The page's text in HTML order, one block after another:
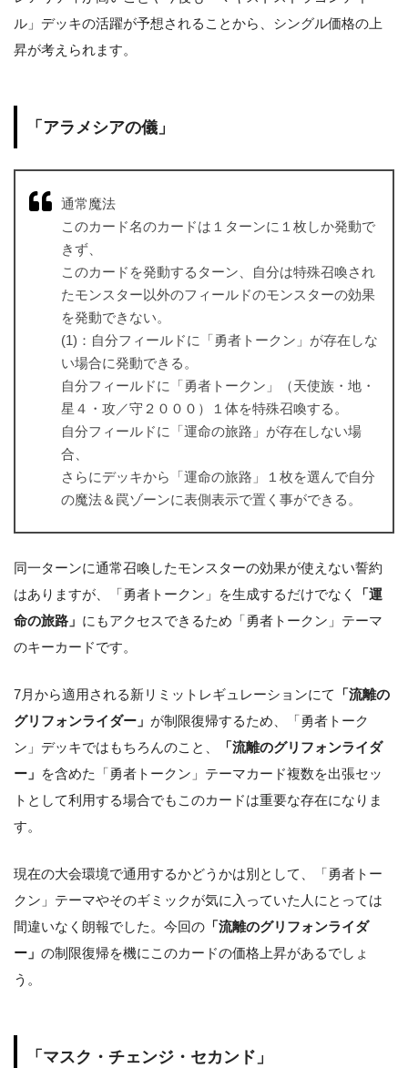
ル」デッキの活躍が予想されることから、シングル価格の上
昇が考えられます。
「アラメシアの儀」
通常魔法
このカード名のカードは１ターンに１枚しか発動で
きず、
このカードを発動するターン、自分は特殊召喚され
たモンスター以外のフィールドのモンスターの効果
を発動できない。
(1)：自分フィールドに「勇者トークン」が存在しな
い場合に発動できる。
自分フィールドに「勇者トークン」（天使族・地・
星４・攻／守２０００）１体を特殊召喚する。
自分フィールドに「運命の旅路」が存在しない場
合、
さらにデッキから「運命の旅路」１枚を選んで自分
の魔法＆罠ゾーンに表側表示で置く事ができる。
同一ターンに通常召喚したモンスターの効果が使えない誓約
はありますが、「勇者トークン」を生成するだけでなく
「運
命の旅路」 にもアクセスできるため「勇者トークン」テーマ
のキーカードです。
7月から適用される新リミットレギュレーションにて
「流離の
グリフォンライダー」 が制限復帰するため、「勇者トーク
ン」デッキではもちろんのこと、
「流離のグリフォンライダ
ー」 を含めた「勇者トークン」テーマカード複数を出張セッ
トとして利用する場合でもこのカードは重要な存在になりま
す。
現在の大会環境で通用するかどうかは別として、「勇者トー
クン」テーマやそのギミックが気に入っていた人にとっては
間違いなく朗報でした。今回の 「流離のグリフォンライダ
ー」 の制限復帰を機にこのカードの価格上昇があるでしょ
う。
「マスク・チェンジ・セカンド」